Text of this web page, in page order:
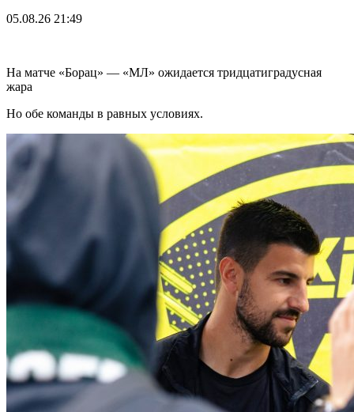
05.08.26 21:49
На матче «Борац» — «МЛ» ожидается тридцатиградусная
жара
Но обе команды в равных условиях.